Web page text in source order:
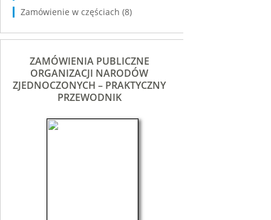
Zamówienie w częściach (8)
ZAMÓWIENIA PUBLICZNE
ORGANIZACJI NARODÓW
ZJEDNOCZONYCH – PRAKTYCZNY
PRZEWODNIK